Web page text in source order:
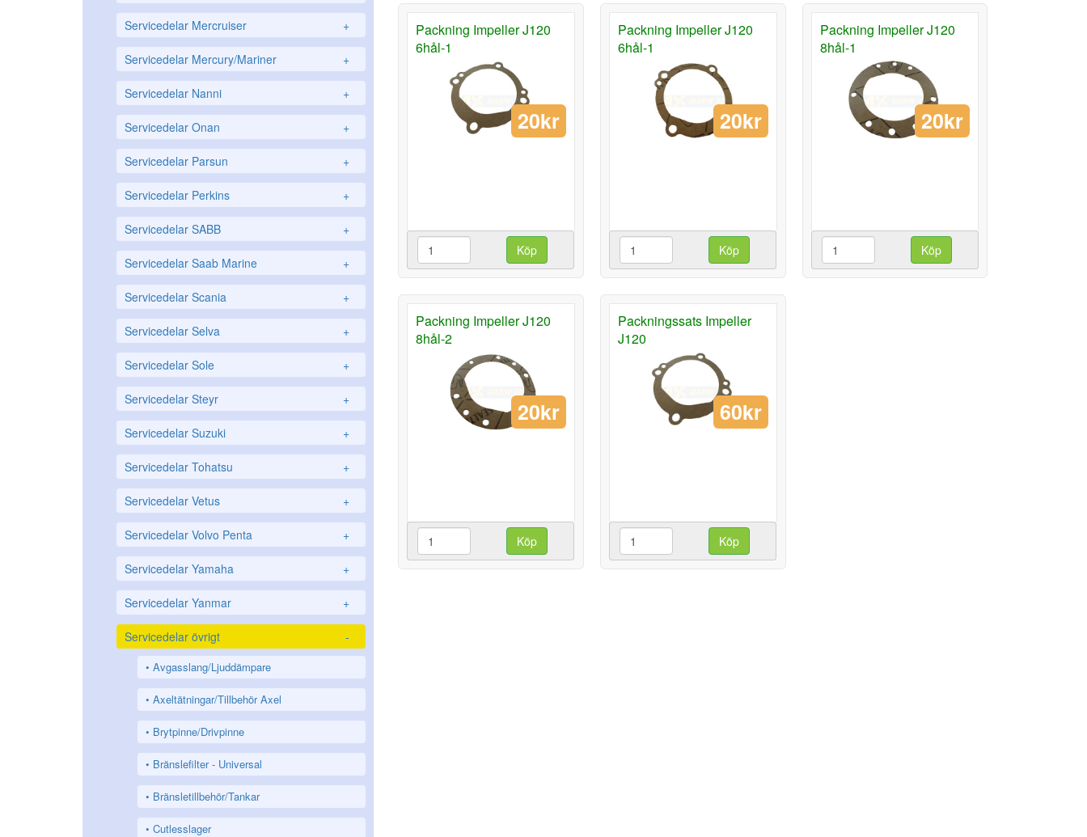
Servicedelar Mercruiser +
Servicedelar Mercury/Mariner +
Servicedelar Nanni +
Servicedelar Onan +
Servicedelar Parsun +
Servicedelar Perkins +
Servicedelar SABB +
Servicedelar Saab Marine +
Servicedelar Scania +
Servicedelar Selva +
Servicedelar Sole +
Servicedelar Steyr +
Servicedelar Suzuki +
Servicedelar Tohatsu +
Servicedelar Vetus +
Servicedelar Volvo Penta +
Servicedelar Yamaha +
Servicedelar Yanmar +
Servicedelar övrigt -
Avgasslang/Ljuddämpare
Axeltätningar/Tillbehör Axel
Brytpinne/Drivpinne
Bränslefilter - Universal
Bränsletillbehör/Tankar
Cutlesslager
Packning Impeller J120
6hål-1
20kr
Köp
Packning Impeller J120
6hål-1
20kr
Köp
Packning Impeller J120
8hål-1
20kr
Köp
Packning Impeller J120
8hål-2
20kr
Köp
Packningssats Impeller
J120
60kr
Köp